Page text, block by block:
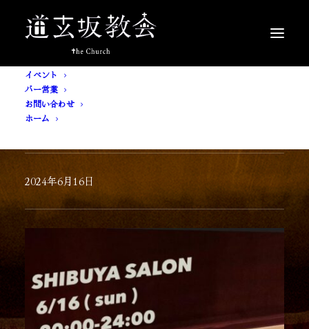
イベント
バー営業
お問い合わせ
ホーム
[ 入場無料 ] SALON
2024年6月16日